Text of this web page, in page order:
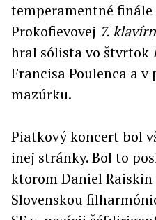
temperamentné finále
Prokofievovej 7.
hral sólista vo štvrtok
Francisa Poulenca a
mazúrku.
Piatkový koncert bol
inej stránky. Bol to
ktorom Daniel
Slovenskou